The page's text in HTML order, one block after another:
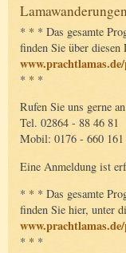
* * * Das gesamte
finden Sie über diesen
* * *
Rufen Sie uns gerne
Tel. 02864 - 88 46 81
Mobil: 0176 - 660 161
Eine Anmeldung ist
* * * Das gesamte
finden Sie hier, unter
* * *